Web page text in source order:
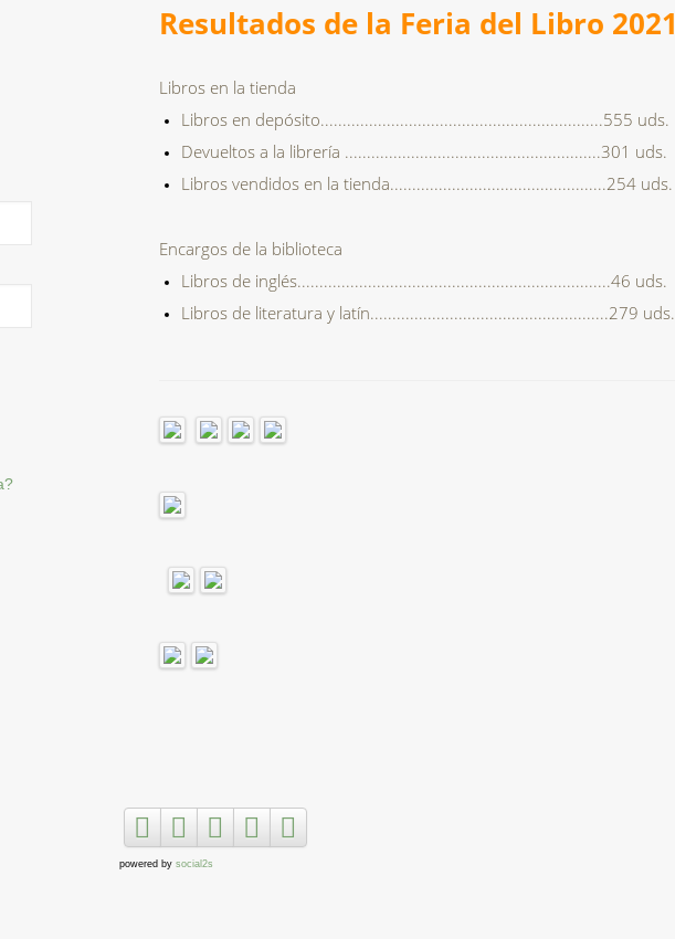
Resultados de la Feria del Libro 2021
Libros en la tienda
Libros en depósito................................................................555 uds.
Devueltos a la librería ..........................................................301 uds.
Libros vendidos en la tienda.................................................254 uds.
Encargos de la biblioteca
Libros de inglés.......................................................................46 uds.
Libros de literatura y latín......................................................279 uds.
powered by social2s